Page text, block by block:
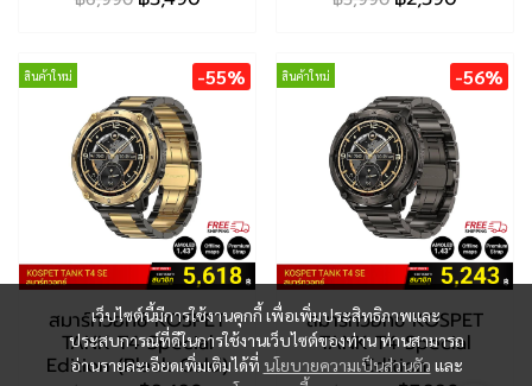
สินค้าใหม่ -55%
สมาร์ทวอทช์ KOSPET
TANK T4 Special
Edition (Black Gold)
สินค้าใหม่ -56%
สมาร์ทวอทช์ KOSPET
TANK T4 Special
Edition
เว็บไซต์นี้มีการใช้งานคุกกี้ เพื่อเพิ่มประสิทธิภาพและ
ประสบการณ์ที่ดีในการใช้งานเว็บไซต์ของท่าน ท่านสามารถ
อ่านรายละเอียดเพิ่มเติมได้ที่ นโยบายความเป็นส่วนตัว และ